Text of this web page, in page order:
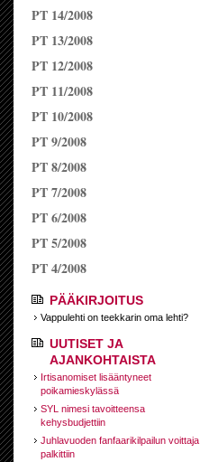
PT 14/2008
PT 13/2008
PT 12/2008
PT 11/2008
PT 10/2008
PT 9/2008
PT 8/2008
PT 7/2008
PT 6/2008
PT 5/2008
PT 4/2008
PÄÄKIRJOITUS
Vappulehti on teekkarin oma lehti?
UUTISET JA
AJANKOHTAISTA
Irtisanomiset lisääntyneet
poikamieskylässä
SYL nimesi tavoitteensa
kehysbudjettiin
Juhlavuoden fanfaarikilpailun voittaja
palkittiin